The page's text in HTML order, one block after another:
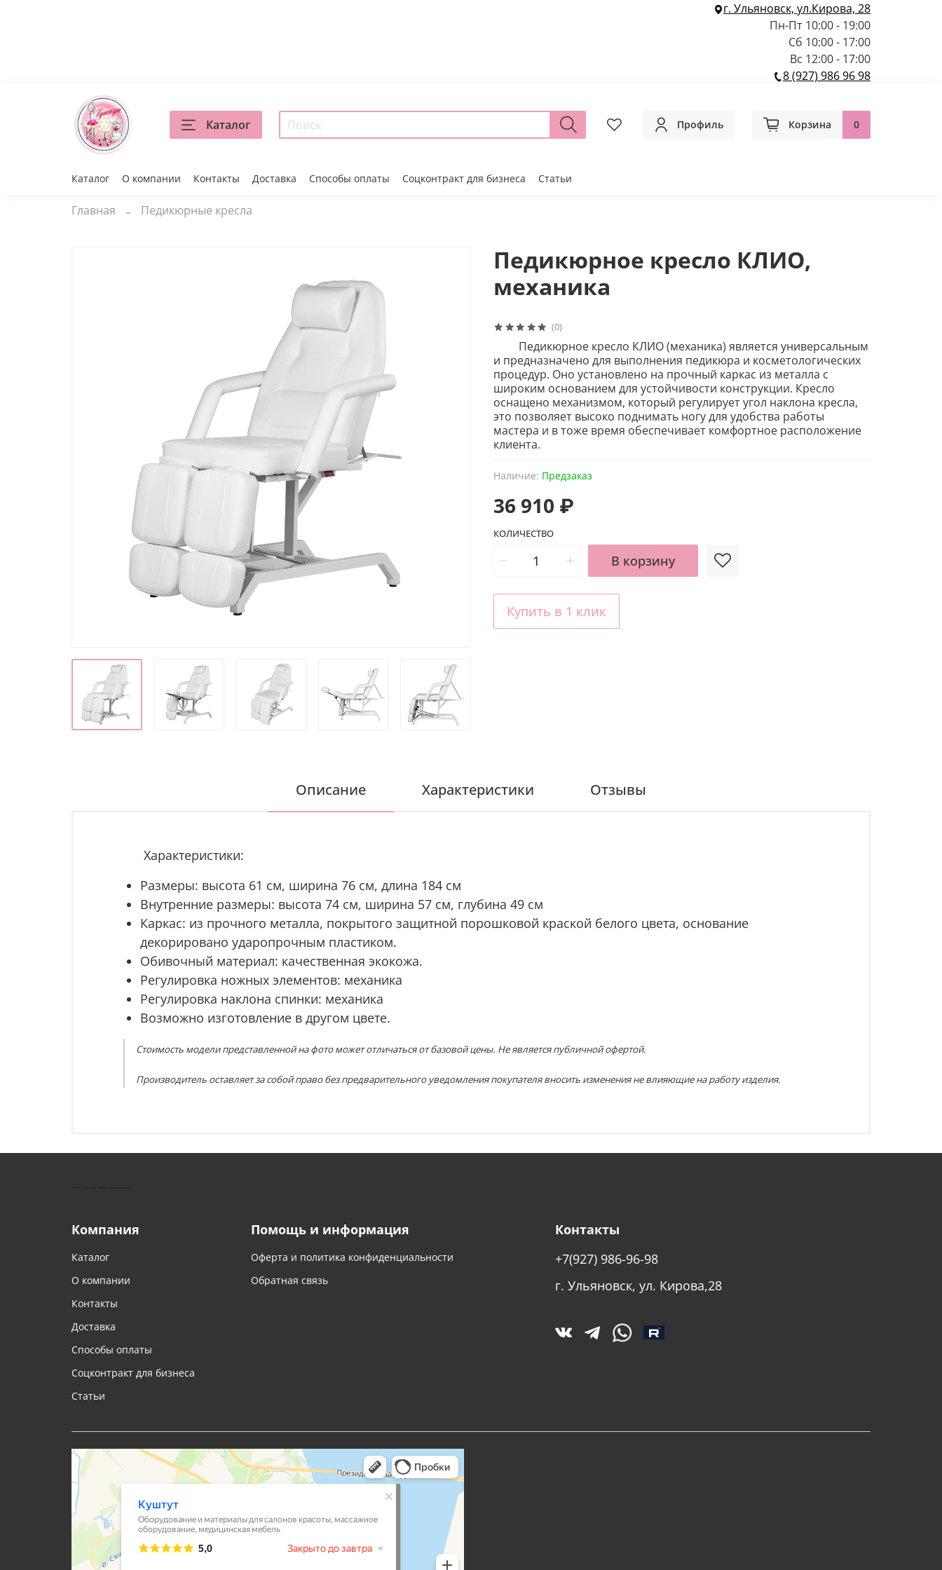
г. Ульяновск, ул.Кирова, 28
Пн-Пт 10:00 - 19:00
Сб 10:00 - 17:00
Вс 12:00 - 17:00
8 (927) 986 96 98
Каталог Профиль Корзина 0
Каталог О компании Контакты Доставка Способы оплаты Соцконтракт для бизнеса Статьи
Главная Педикюрные кресла
(0)
Наличие: Предзаказ
Педикюрное кресло КЛИО,
механика
36 910 ₽
КОЛИЧЕСТВО
В корзину
Купить в 1 клик
Педикюрное кресло КЛИО (механика) является универсальным
и предназначено для выполнения педикюра и косметологических
процедур. Оно установлено на прочный каркас из металла с
широким основанием для устойчивости конструкции. Кресло
оснащено механизмом, который регулирует угол наклона кресла,
это позволяет высоко поднимать ногу для удобства работы
мастера и в тоже время обеспечивает комфортное расположение
клиента.
Описание Характеристики Отзывы
Характеристики:
Размеры: высота 61 см, ширина 76 см, длина 184 см
Внутренние размеры: высота 74 см, ширина 57 см, глубина 49 см
Каркас: из прочного металла, покрытого защитной порошковой краской белого цвета, основание
декорировано ударопрочным пластиком.
Обивочный материал: качественная экокожа.
Регулировка ножных элементов: механика
Регулировка наклона спинки: механика
Возможно изготовление в другом цвете.
Стоимость модели представленной на фото может отличаться от базовой цены. Не является публичной офертой.
Производитель оставляет за собой право без предварительного уведомления покупателя вносить изменения не влияющие на работу изделия.
КУШТУТ - ОБОРУДОВАНИЕ ДЛЯ САЛОНОВ КРАСОТЫ
Компания
Каталог
О компании
Контакты
Доставка
Способы оплаты
Соцконтракт для бизнеса
Статьи
Помощь и информация
Оферта и политика конфиденциальности
Обратная связь
Контакты
+7(927) 986-96-98
г. Ульяновск, ул. Кирова,28